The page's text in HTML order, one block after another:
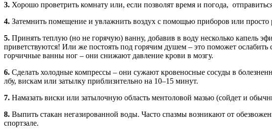
3. Хорошо проветрить комнату или, если позволят время и погода,
4. Затемнить помещение и увлажнить воздух с помощью приборов или просто
5. Принять теплую (но не горячую) ванну, добавив в воду несколько капель
приветствуются! Или же постоять под горячим душем – это поможет
горчичные ванны ног – они снижают давление крови в мозгу.
6. Сделать холодные компрессы – они сужают кровеносные сосуды в
лбу, вискам или затылку приблизительно на 10–15 минут.
7. Намазать виски или затылочную область ментоловой мазью (сойдет и
8. Выпить стакан негазированной воды. Часто спазмы возникают от
спортзале.